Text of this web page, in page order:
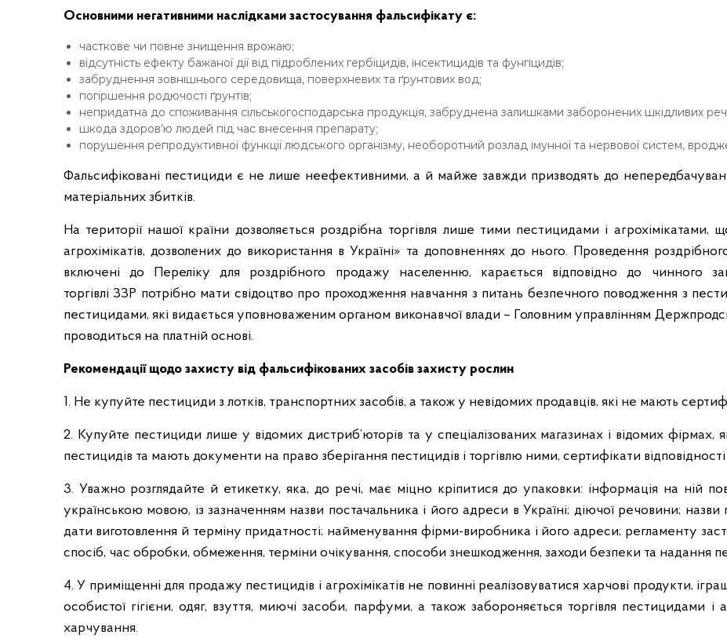
в
О
д
е
с
ь
к
й
л
а
с
т
і
Основними негативними наслідками застосування фальсифікату є:
часткове чи повне знищення врожаю;
відсутність ефекту бажаної дії від підроблених гербіцидів, інсектицидів та фунгіцидів;
забруднення зовнішнього середовища, поверхневих та ґрунтових вод;
погіршення родючості ґрунтів;
непридатна до споживання сільськогосподарська продукція, забруднена залишками заборонених шкідливих
шкода здоров’ю людей під час внесення препарату;
порушення репродуктивної функції людського організму, необоротний розлад імунної та нервової систем,
Фальсифіковані пестициди є не лише неефективними, а й майже завжди призводять до
матеріальних збитків.
На території нашої країни дозволяється роздрібна торгівля лише тими пестицидами і агрохіміката­ми,
агрохімікатів, дозволених до використання в Україні» та доповненнях до нього. Проведення
включені до Переліку для роздрібного продажу населенню, карається відповідно до чинного
торгівлі ЗЗР потрібно мати свідоцтво про проходження навчання з питань безпечного поводження з
пестицидами, які видається уповноваженим органом виконавчої влади – Головним управлінням
проводиться на платній основі.
Рекомендації щодо захисту від фальсифікованих засобів захисту рослин
1. Не купуйте пестициди з лотків, транспортних засобів, а також у невідомих продавців, які не мають
2. Купуйте пестициди лише у відомих дистриб’юторів та у спеціалізованих магазинах і відомих
пестицидів та мають документи на право зберігання пестицидів і торгівлю ними, сертифікати
3. Уважно розглядайте й етикетку, яка, до речі, має міцно кріпитися до упаковки: інформація на ній
українською мовою, із зазначенням назви постачальника і його адреси в Україні; діючої речовини;
дати виготовлення й терміну придатності; найменування фірми-виробника і його адреси; регламенту
спосіб, час обробки, обмеження, терміни очікування, способи знешкодження, заходи безпеки та надання
4. У приміщенні для продажу пестицидів і агрохімікатів не повинні реалізовуватися харчові продукти,
особистої гігієни, одяг, взуття, миючі засоби, парфуми, а також забороняється торгівля пестицидами і
харчування.